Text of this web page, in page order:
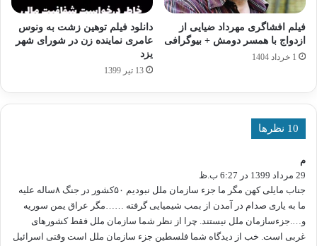
فیلم افشاگری مهرداد ضیایی از
ازدواج با همسر دومش + بیوگرافی
1 خرداد 1404
دانلود فیلم توهین زشت به ونوس
عامری نماینده زن در شورای شهر
یزد
13 تیر 1399
‫10 نظرها
م
ف
ت
:
29 مرداد 1399 در 6:27 ب.ظ
جناب مایلی کهن مگر ما جزء سازمان ملل نبودیم ۵۰کشور در جنگ ۸ساله علیه
ما به یاری صدام در آمدن از بمب شیمیایی گرفته ……مگر عراق یمن سوریه
و….جزءسازمان ملل نیستند. چرا از نظر شما سازمان ملل فقط کشورهای
غربی است. خب از دیدگاه شما فلسطین جزء سازمان ملل است وقتی اسرائیل